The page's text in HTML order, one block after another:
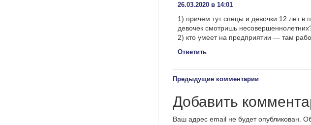
26.03.2020 в 14:01
1) причем тут спецы и девочки 12 лет
девочек смотришь
2) кто умеет на предприятии — там
Ответить
Предыдущие комментарии
Добавить
Ваш адрес email не будет опубликован.